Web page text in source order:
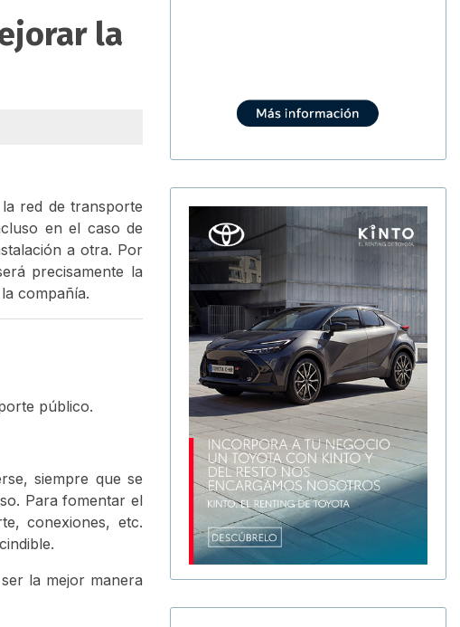
la
red de transporte
en el caso de
a otra. Por
precisamente la
compañía.
público.
siempre que se
Para fomentar el
conexiones, etc.
la mejor manera